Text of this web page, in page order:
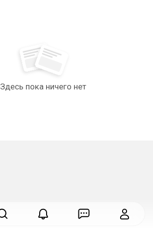
Здесь пока ничего нет